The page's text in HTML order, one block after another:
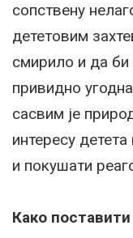
сопствену
дететовим
смирило и да
привидно
сасвим је
интересу
и покушати
Како